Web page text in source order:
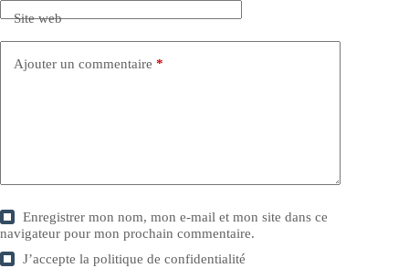
Site web
Ajouter un commentaire *
Enregistrer mon nom, mon e-mail et mon site dans ce
navigateur pour mon prochain commentaire.
J’accepte lapolitique de confidentialité